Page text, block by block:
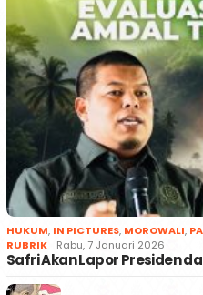
HUKUM, IN PICTURES, MOROWALI,
RUBRIK
Rabu, 7 Januari 2026
Safri Akan Lapor Presiden